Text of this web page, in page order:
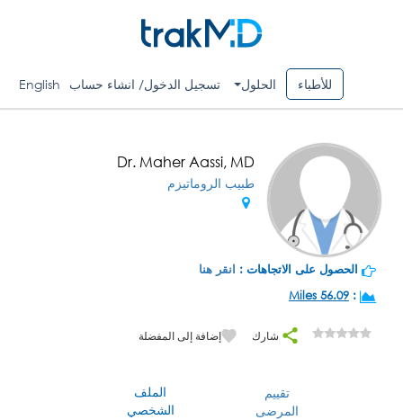
للأطباء الحلول تسجيل الدخول/ انشاء حساب English
Dr. Maher Aassi, MD
طبيب الروماتيزم
الحصول على الاتجاهات : انقر هنا
:
56.09 Miles
شارك إضافة إلى المفضلة
الملف
الشخصي
تقييم
المرضى